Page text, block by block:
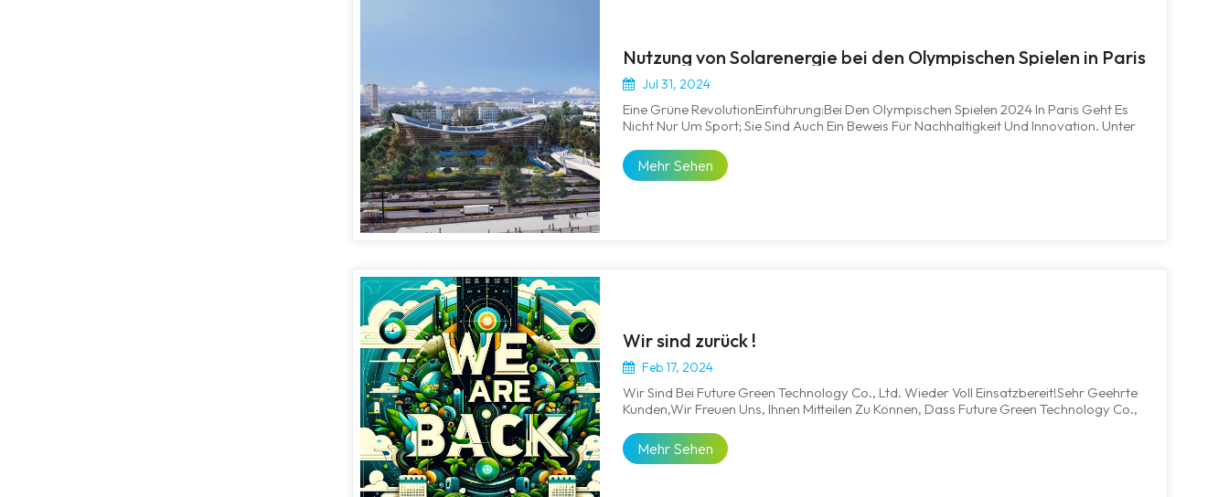
Nutzung von Solarenergie bei den Olympischen Spielen in Paris
Jul 31, 2024
Eine Grüne RevolutionEinführung:Bei Den Olympischen Spielen 2024 In Paris Geht Es
Nicht Nur Um Sport; Sie Sind Auch Ein Beweis Für Nachhaltigkeit Und Innovation. Unter
Zukunft Hervor. Rubrik – Solarstrom An Ol...
Mehr Sehen
Wir sind zurück !
Feb 17, 2024
Wir Sind Bei Future Green Technology Co., Ltd. Wieder Voll Einsatzbereit!Sehr Geehrte
Kunden,Wir Freuen Uns, Ihnen Mitteilen Zu Können, Dass Future Green Technology Co.,
17. Februar In Betrieb Und Seit Dem 26. Febru...
Mehr Sehen